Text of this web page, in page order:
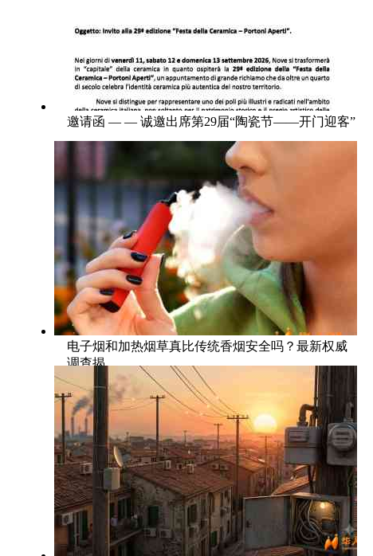
邀请函 — — 诚邀出席第29届“陶瓷节——开门迎客”
电子烟和加热烟草真比传统香烟安全吗？最新权威
调查揭